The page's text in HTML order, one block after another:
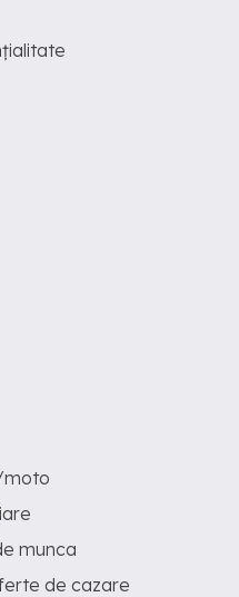
moto
munca
de cazare